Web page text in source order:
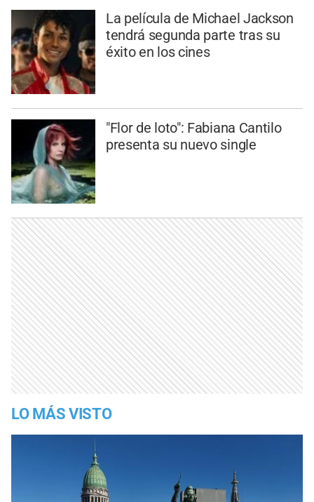
La película de Michael Jackson
tendrá segunda parte tras su
éxito en los cines
"Flor de loto": Fabiana Cantilo
presenta su nuevo single
LO MÁS VISTO